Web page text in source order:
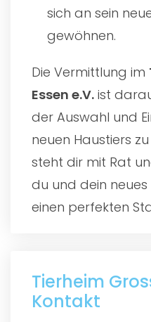
sich an sein
gewöhnen.
Die Vermittlung im
Essen e.V. ist
der Auswahl und
neuen Haustiers
steht dir mit Rat
du und dein
einen perfekten
Tierheim
Kontakt